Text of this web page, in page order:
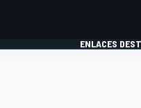
ENLACES